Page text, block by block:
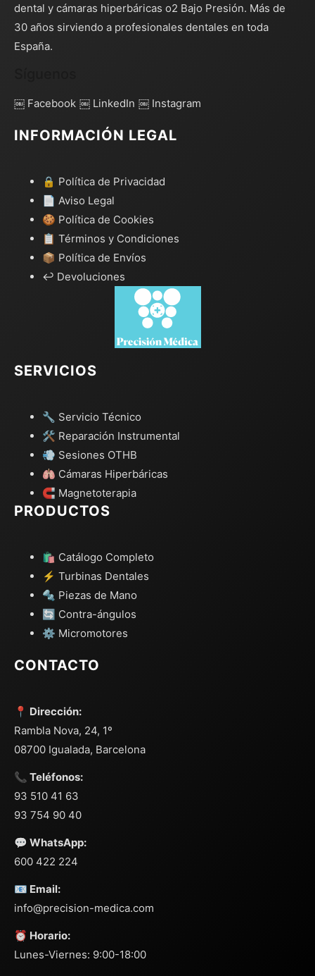
dental y cámaras hiperbáricas o2 Bajo Presión. Más de
30 años sirviendo a profesionales dentales en toda
España.
￼ Facebook ￼ LinkedIn ￼ Instagram
INFORMACIÓN LEGAL
🔒 Política de Privacidad
📄 Aviso Legal
🍪 Política de Cookies
📋 Términos y Condiciones
📦 Política de Envíos
↩️ Devoluciones
SERVICIOS
🔧 Servicio Técnico
🛠️ Reparación Instrumental
💨 Sesiones OTHB
🫁 Cámaras Hiperbáricas
🧲 Magnetoterapia
PRODUCTOS
🛍️ Catálogo Completo
⚡ Turbinas Dentales
🔩 Piezas de Mano
🔄 Contra-ángulos
⚙️ Micromotores
CONTACTO
📍 Dirección:
Rambla Nova, 24, 1º
08700 Igualada, Barcelona
📞 Teléfonos:
93 510 41 63
93 754 90 40
💬 WhatsApp:
600 422 224
📧 Email:
info@precision-medica.com
⏰ Horario:
Lunes-Viernes: 9:00-18:00